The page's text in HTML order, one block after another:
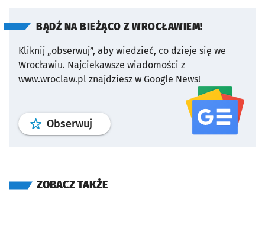
BĄDŹ NA BIEŻĄCO Z WROCŁAWIEM!
Kliknij „obserwuj”, aby wiedzieć, co dzieje się we
Wrocławiu. Najciekawsze wiadomości z
www.wroclaw.pl znajdziesz w Google News!
Obserwuj profil serwisu
ZOBACZ TAKŻE